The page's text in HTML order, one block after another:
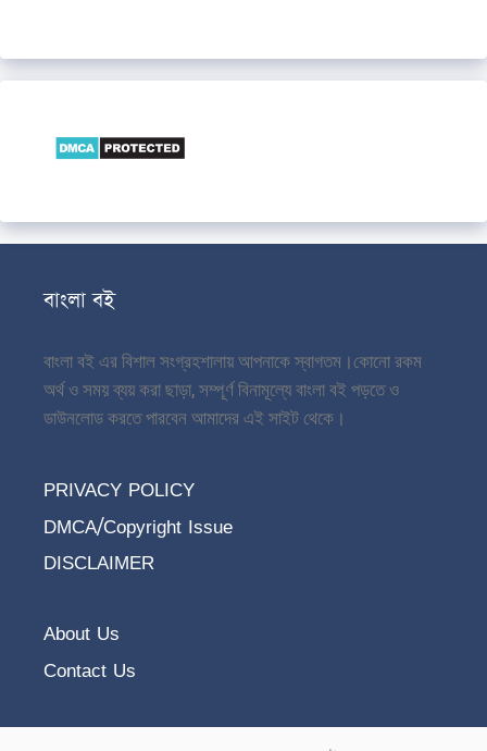
বাংলা বই
বাংলা বই এর বিশাল সংগ্রহশালায় আপনাকে স্বাগতম।কোনো রকম
অর্থ ও সময় ব্যয় করা ছাড়া, সম্পূর্ণ বিনামূল্যে বাংলা বই পড়তে ও
ডাউনলোড করতে পারবেন আমাদের এই সাইট থেকে।
PRIVACY POLICY
DMCA/Copyright Issue
DISCLAIMER
About Us
Contact Us